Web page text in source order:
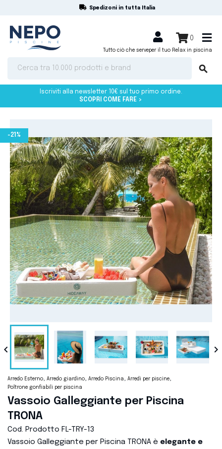
Spedizoni in tutta Italia

shopping_cart 0

Tutto ciò che serveper il tuo Relax in piscina
search
Iscriviti alla newsletter 10€ sul tuo primo ordine.
SCOPRI COME FARE >
-21%
 
Arredo Esterno Arredo giardino Arredo Piscina
Arredi per piscine
Poltrone gonfiabili per piscina
Vassoio Galleggiante per Piscina
TRONA
Cod. Prodotto FL-TRY-13
Vassoio Galleggiante per Piscina TRONA è elegante e